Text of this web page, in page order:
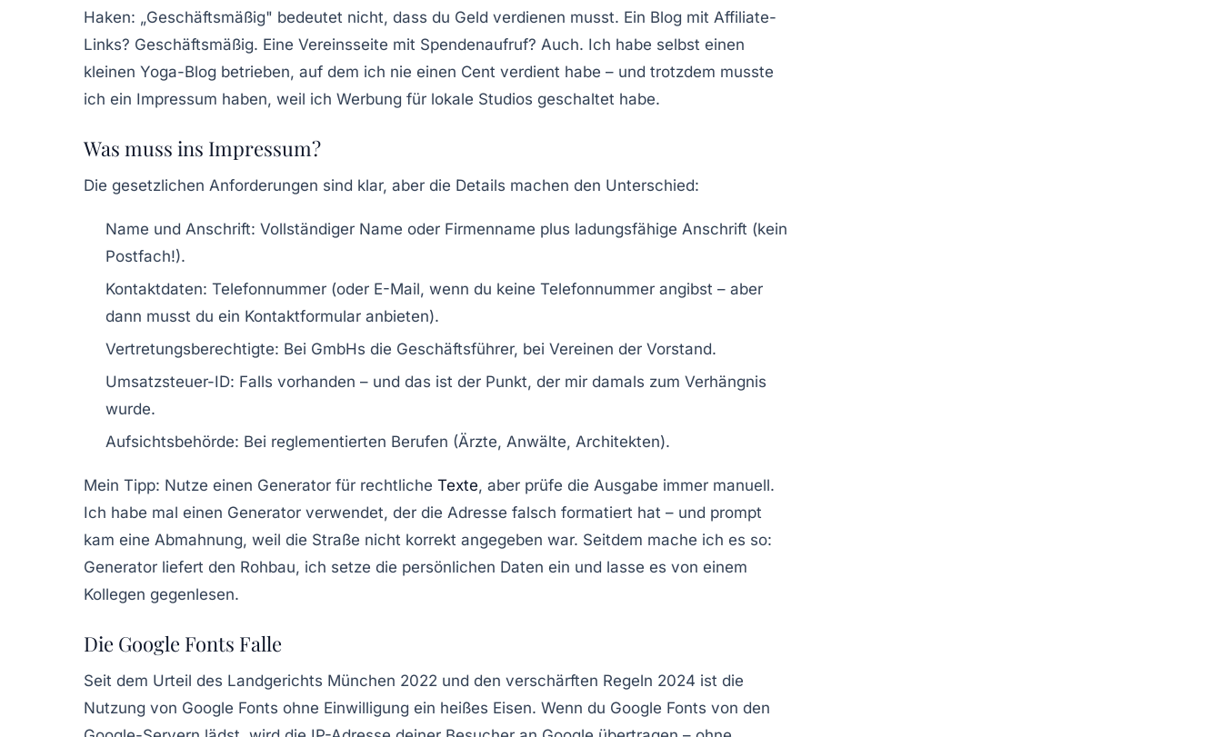
Haken: „Geschäftsmäßig" bedeutet nicht, dass du Geld verdienen musst. Ein Blog mit Affiliate-
Links? Geschäftsmäßig. Eine Vereinsseite mit Spendenaufruf? Auch. Ich habe selbst einen
kleinen Yoga-Blog betrieben, auf dem ich nie einen Cent verdient habe – und trotzdem musste
ich ein Impressum haben, weil ich Werbung für lokale Studios geschaltet habe.
Was muss ins Impressum?
Die gesetzlichen Anforderungen sind klar, aber die Details machen den Unterschied:
Name und Anschrift: Vollständiger Name oder Firmenname plus ladungsfähige Anschrift (kein
Postfach!).
Kontaktdaten: Telefonnummer (oder E-Mail, wenn du keine Telefonnummer angibst – aber
dann musst du ein Kontaktformular anbieten).
Vertretungsberechtigte: Bei GmbHs die Geschäftsführer, bei Vereinen der Vorstand.
Umsatzsteuer-ID: Falls vorhanden – und das ist der Punkt, der mir damals zum Verhängnis
wurde.
Aufsichtsbehörde: Bei reglementierten Berufen (Ärzte, Anwälte, Architekten).
Mein Tipp: Nutze einen Generator für rechtliche Texte, aber prüfe die Ausgabe immer manuell.
Ich habe mal einen Generator verwendet, der die Adresse falsch formatiert hat – und prompt
kam eine Abmahnung, weil die Straße nicht korrekt angegeben war. Seitdem mache ich es so:
Generator liefert den Rohbau, ich setze die persönlichen Daten ein und lasse es von einem
Kollegen gegenlesen.
Die Google Fonts Falle
Seit dem Urteil des Landgerichts München 2022 und den verschärften Regeln 2024 ist die
Nutzung von Google Fonts ohne Einwilligung ein heißes Eisen. Wenn du Google Fonts von den